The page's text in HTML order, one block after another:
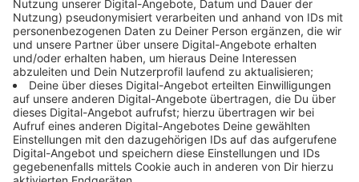
Krankenhaus soll bald die Unterbringung von
geflüchteten Menschen möglich sein. Dort verzögert
sich die Inbetriebnahme wegen baulicher
Abstimmungen aber auf unbestimmte Zeit. Nach den
zuletzt veröffentlichten Zahlen sind bereits 2000
Menschen aus dem Kriegsgebiet in der Ukraine nach
Leverkusen geflüchtet. Laut Stadt ist die
Unterbringungssituation noch immer angespannt.
Anzeige